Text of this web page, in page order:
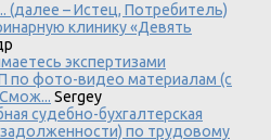
(далее – Истец, Потребитель)
клинику «Девять
экспертизами
по фото-видео материалам (с
Sergey
судебно-бухгалтерская
задолженности) по трудовому